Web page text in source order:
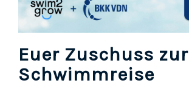
Euer Zuschuss zur
Schwimmreise